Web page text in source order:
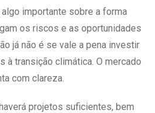
importante sobre a forma
os riscos e as oportunidades
já não é se vale a pena investir
à transição climática. O mercado
com clareza.
projetos suficientes, bem